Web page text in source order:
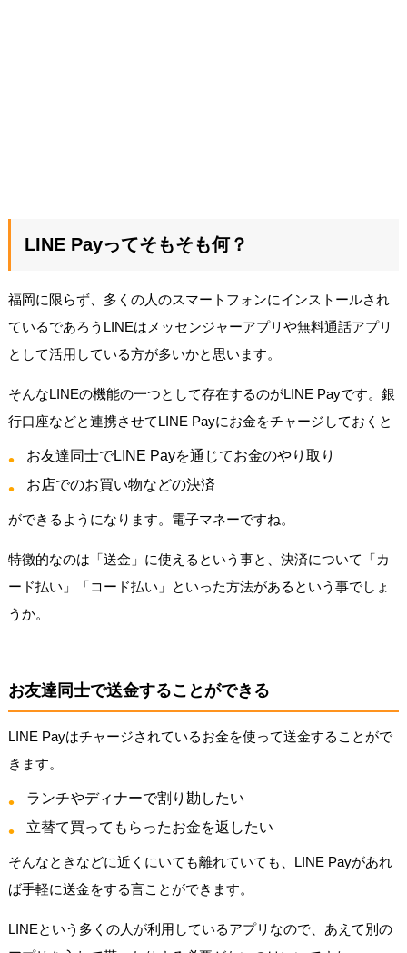
LINE Payってそもそも何？
福岡に限らず、多くの人のスマートフォンにインストールされ
ているであろうLINEはメッセンジャーアプリや無料通話アプリ
として活用している方が多いかと思います。
そんなLINEの機能の一つとして存在するのがLINE Payです。銀
行口座などと連携させてLINE Payにお金をチャージしておくと
お友達同士でLINE Payを通じてお金のやり取り
お店でのお買い物などの決済
ができるようになります。電子マネーですね。
特徴的なのは「送金」に使えるという事と、決済について「カ
ード払い」「コード払い」といった方法があるという事でしょ
うか。
お友達同士で送金することができる
LINE Payはチャージされているお金を使って送金することがで
きます。
ランチやディナーで割り勘したい
立替て買ってもらったお金を返したい
そんなときなどに近くにいても離れていても、LINE Payがあれ
ば手軽に送金をする言ことができます。
LINEという多くの人が利用しているアプリなので、あえて別の